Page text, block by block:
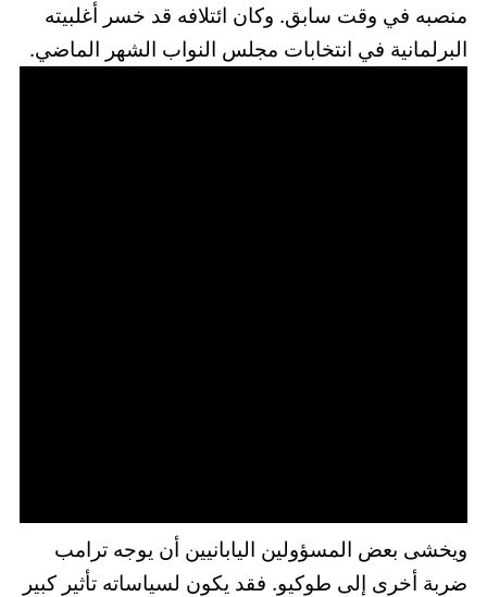
منصبه في وقت سابق. وكان ائتلافه قد خسر أغلبيته
البرلمانية في انتخابات مجلس النواب الشهر الماضي.
ويخشى بعض المسؤولين اليابانيين أن يوجه ترامب
ضربة أخرى إلى طوكيو. فقد يكون لسياساته تأثير كبير